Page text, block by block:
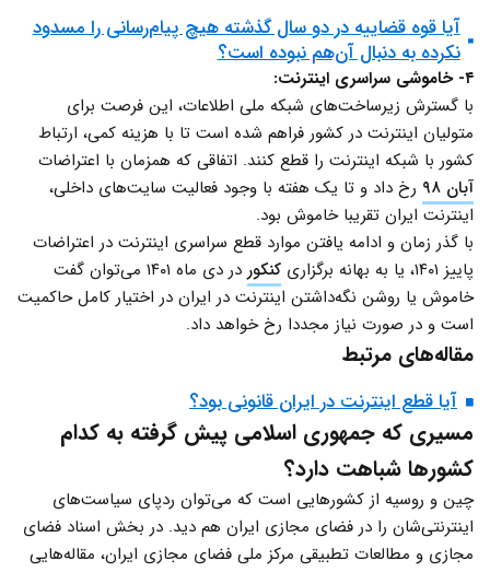
آیا قوه قضاییه در دو سال گذشته هیچ پیام‌رسانی را مسدود
نکرده به دنبال آن‌هم نبوده است؟
۴- خاموشی سراسری اینترنت:
با گسترش زیرساخت‌های شبکه ملی اطلاعات، این فرصت برای
متولیان اینترنت در کشور فراهم شده است تا با هزینه کمی، ارتباط
کشور با شبکه اینترنت را قطع کنند. اتفاقی که همزمان با اعتراضات
آبان ۹۸
رخ داد و تا یک هفته با وجود فعالیت سایت‌های داخلی،
اینترنت ایران تقریبا خاموش بود.
با گذر زمان و ادامه یافتن موارد قطع سراسری اینترنت در اعتراضات
پاییز ۱۴۰۱، یا به بهانه برگزاری
کنکور
در دی ماه ۱۴۰۱ می‌توان گفت
خاموش یا روشن نگه‌داشتن اینترنت در ایران در اختیار کامل حاکمیت
است و در صورت نیاز مجددا رخ خواهد داد.
مقاله‌های مرتبط
آیا قطع اینترنت در ایران قانونی بود؟
مسیری که جمهوری اسلامی پیش گرفته به کدام
کشورها شباهت دارد؟
چین و روسیه از کشورهایی است که می‌توان ردپای سیاست‌های
اینترنتی‌‌شان را در فضای مجازی ایران هم دید. در بخش اسناد فضای
مجازی و مطالعات تطبیقی مرکز ملی فضای مجازی ایران، مقاله‌هایی